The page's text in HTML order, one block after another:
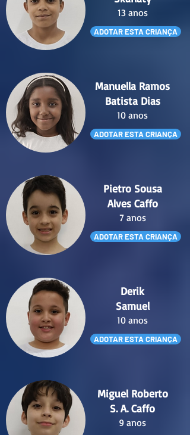
13 anos
ADOTAR ESTA CRIANÇA
Manuella Ramos
Batista Dias
10 anos
ADOTAR ESTA CRIANÇA
Pietro Sousa
Alves Caffo
7 anos
ADOTAR ESTA CRIANÇA
Derik
Samuel
10 anos
ADOTAR ESTA CRIANÇA
Miguel Roberto
S. A. Caffo
9 anos